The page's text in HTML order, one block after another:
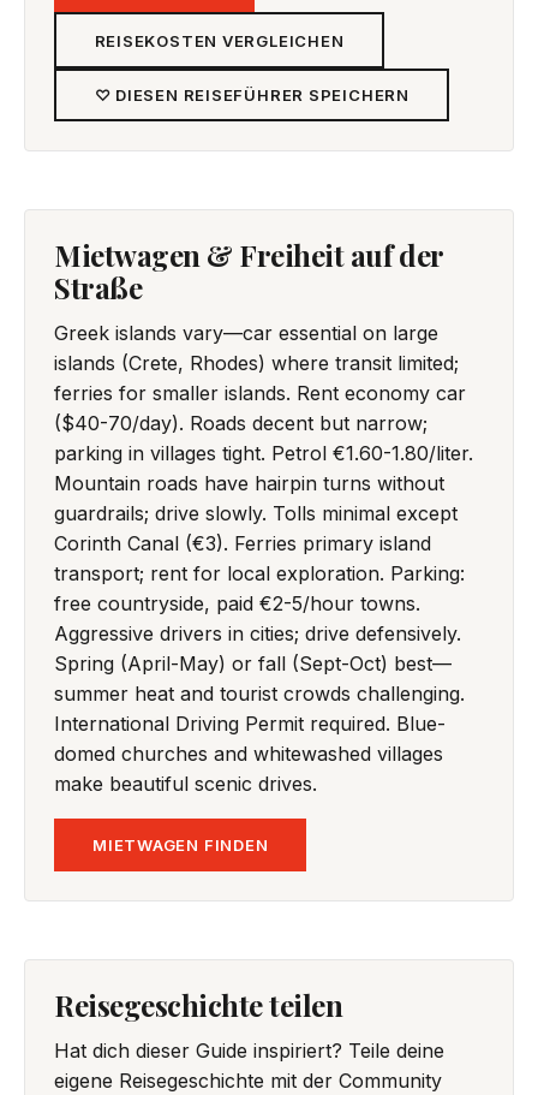
REISEKOSTEN VERGLEICHEN
♡ DIESEN REISEFÜHRER SPEICHERN
Mietwagen & Freiheit auf der
Straße
Greek islands vary—car essential on large
islands (Crete, Rhodes) where transit limited;
ferries for smaller islands. Rent economy car
($40-70/day). Roads decent but narrow;
parking in villages tight. Petrol €1.60-1.80/liter.
Mountain roads have hairpin turns without
guardrails; drive slowly. Tolls minimal except
Corinth Canal (€3). Ferries primary island
transport; rent for local exploration. Parking:
free countryside, paid €2-5/hour towns.
Aggressive drivers in cities; drive defensively.
Spring (April-May) or fall (Sept-Oct) best—
summer heat and tourist crowds challenging.
International Driving Permit required. Blue-
domed churches and whitewashed villages
make beautiful scenic drives.
MIETWAGEN FINDEN
Reisegeschichte teilen
Hat dich dieser Guide inspiriert? Teile deine
eigene Reisegeschichte mit der Community